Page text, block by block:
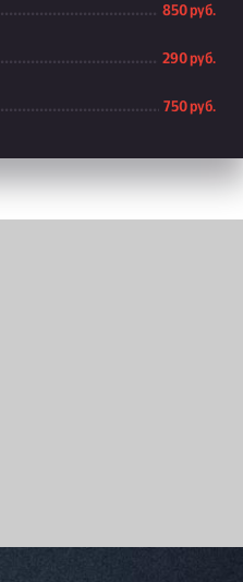
850 руб.
290 руб.
750 руб.